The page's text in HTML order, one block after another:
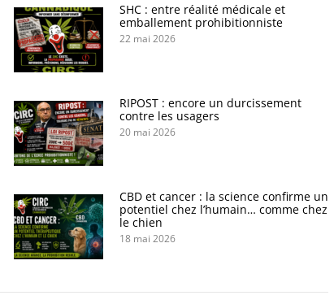
SHC : entre réalité médicale et
emballement prohibitionniste
22 mai 2026
RIPOST : encore un durcissement
contre les usagers
20 mai 2026
CBD et cancer : la science confirme un
potentiel chez l’humain… comme chez
le chien
18 mai 2026